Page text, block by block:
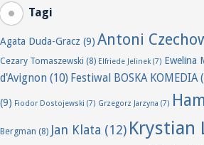
Tagi
Agata Duda-Gracz (9) Antoni
Cezary Tomaszewski (8) Elfriede Jelinek(7) Ewelina
d'Avignon (10) Festiwal BOSKA KOMEDIA
(9) Fiodor Dostojewski (7) Grzegorz Jarzyna (7)
Bergman (8) Jan Klata (12) Krystian